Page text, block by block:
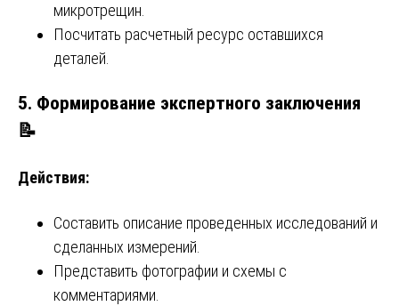
микротрещин.
Посчитать расчетный ресурс оставшихся
деталей.
5. Формирование экспертного заключения
📝
Действия:
Составить описание проведенных исследований и
сделанных измерений.
Представить фотографии и схемы с
комментариями.